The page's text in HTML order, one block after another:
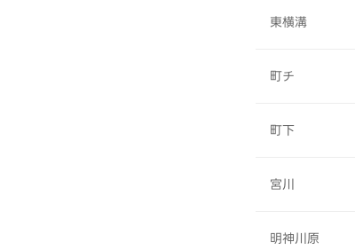
東横溝
町チ
町下
宮川
明神川原